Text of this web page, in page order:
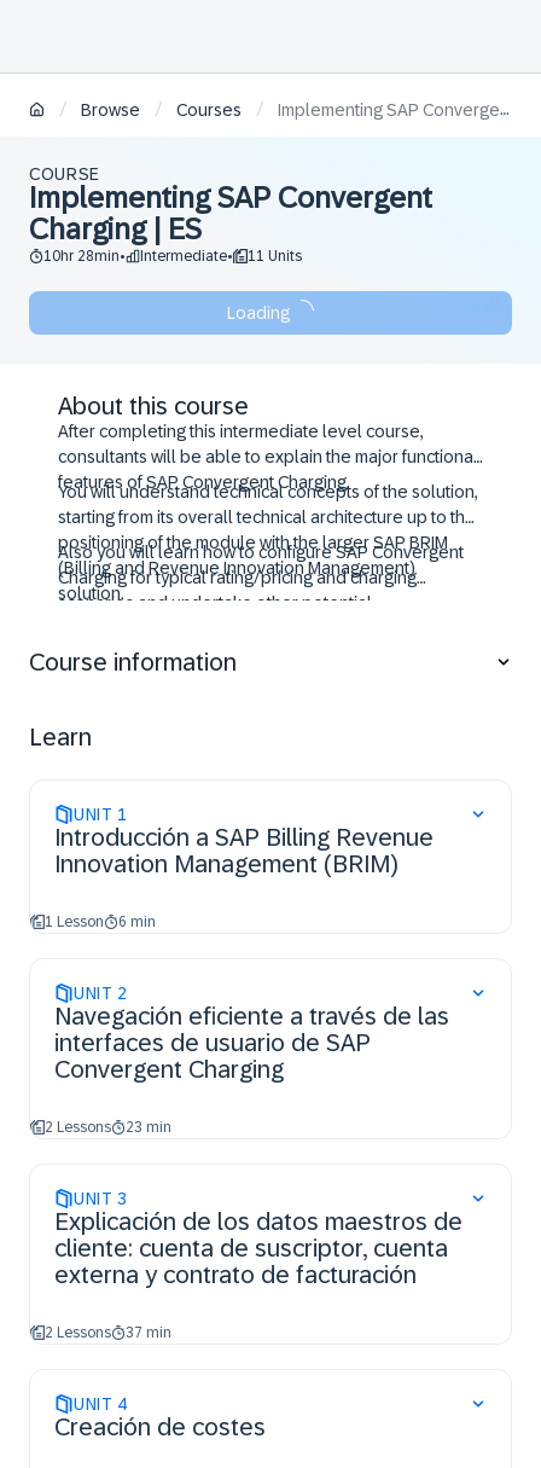
/ Browse / Courses / Implementing SAP Convergent Charging | ES
COURSE
Implementing SAP Convergent
Charging | ES
10hr 28min• Intermediate• 11 Units
Loading
About this course
After completing this intermediate level course,
consultants will be able to explain the major functional
features of SAP Convergent Charging.
You will understand technical concepts of the solution,
starting from its overall technical architecture up to the
positioning of the module with the larger SAP BRIM
(Billing and Revenue Innovation Management)
solution.
Also you will learn how to configure SAP Convergent
Charging for typical rating/pricing and charging
scenarios and undertake other potential
modelling business cases and integration with other
Course information
Learn
UNIT 1
Introducción a SAP Billing Revenue
Innovation Management (BRIM)
1 Lesson 6 min
UNIT 2
Navegación eficiente a través de las
interfaces de usuario de SAP
Convergent Charging
2 Lessons 23 min
UNIT 3
Explicación de los datos maestros de
cliente: cuenta de suscriptor, cuenta
externa y contrato de facturación
2 Lessons 37 min
UNIT 4
Creación de costes